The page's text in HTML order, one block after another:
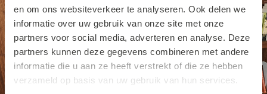
en om ons websiteverkeer te analyseren. Ook delen we
informatie over uw gebruik van onze site met onze
partners voor social media, adverteren en analyse. Deze
partners kunnen deze gegevens combineren met andere
informatie die u aan ze heeft verstrekt of die ze hebben
verzameld op basis van uw gebruik van hun services.